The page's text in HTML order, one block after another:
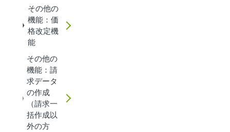
その他の
機能：価
格改定機
能
その他の
機能：請
求データ
の作成
（請求一
括作成以
外の方